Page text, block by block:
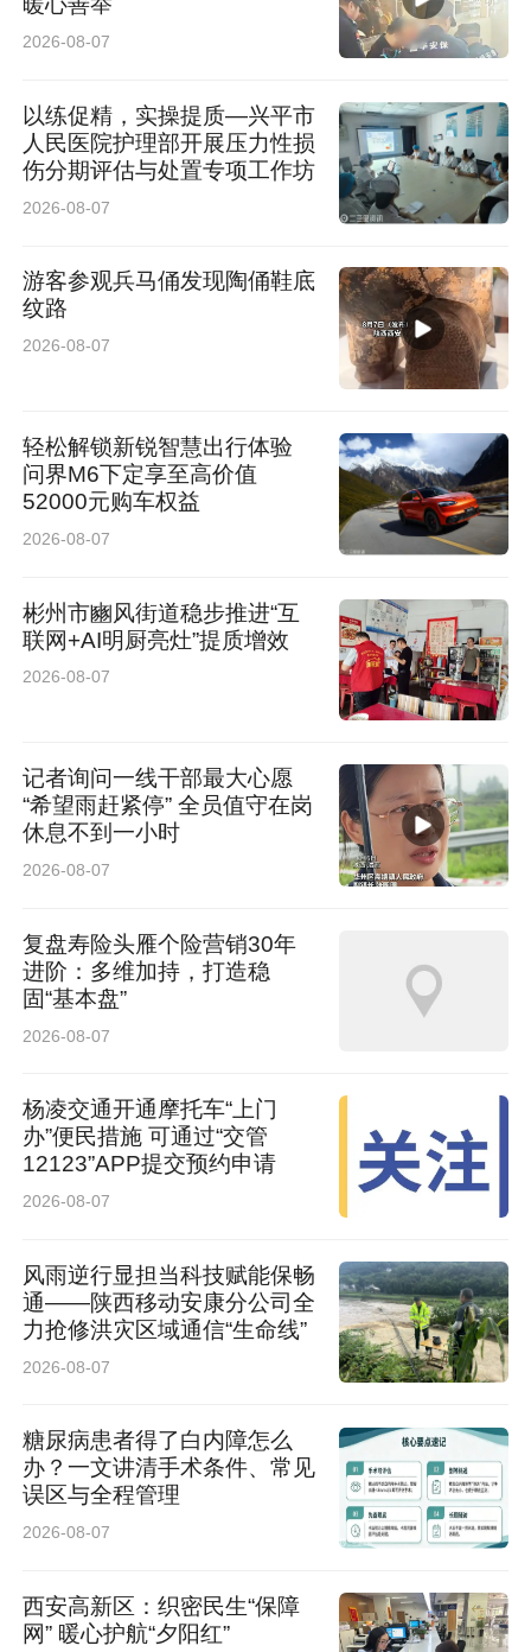
2026-08-07
以练促精，实操提质—兴平市
人民医院护理部开展压力性损
伤分期评估与处置专项工作坊
2026-08-07
游客参观兵马俑发现陶俑鞋底
纹路
2026-08-07
轻松解锁新锐智慧出行体验
问界M6下定享至高价值
52000元购车权益
2026-08-07
彬州市豳风街道稳步推进“互
联网+AI明厨亮灶”提质增效
2026-08-07
记者询问一线干部最大心愿
“希望雨赶紧停” 全员值守在岗
休息不到一小时
2026-08-07
复盘寿险头雁个险营销30年
进阶：多维加持，打造稳
固“基本盘”
2026-08-07
杨凌交通开通摩托车“上门
办”便民措施 可通过“交管
12123”APP提交预约申请
2026-08-07
风雨逆行显担当科技赋能保畅
通——陕西移动安康分公司全
力抢修洪灾区域通信“生命线”
2026-08-07
糖尿病患者得了白内障怎么
办？一文讲清手术条件、常见
误区与全程管理
2026-08-07
西安高新区：织密民生“保障
网” 暖心护航“夕阳红”